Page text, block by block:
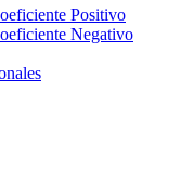
Positivo
Negativo